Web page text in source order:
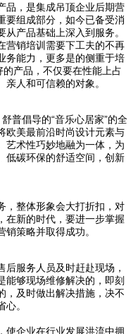
品，是集成吊顶企业后期营
要组成部分，如今已备受消
产品基础上深入到服务。
营销培训需要下工夫的不再
务能力，更多是的侧重于培
的产品，不仅要在性能上占
人和可信赖的对象。
普倡导的“音乐心居家”的全
欧美最前沿时尚设计元素与
艺术性巧妙地融为一体，为
低碳环保的舒适空间，创新
，整体形象会大打折扣，对
在新的时代，要进一步掌握
策略并取得成功。
服务人员及时赶赴现场，
能够现场维修解决的，即刻
，及时做出解决措施，决不
。
使企业在行业发展洪流中拥